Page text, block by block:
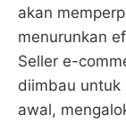
akan
menurunkan
Seller e-
diimbau untuk
awal,